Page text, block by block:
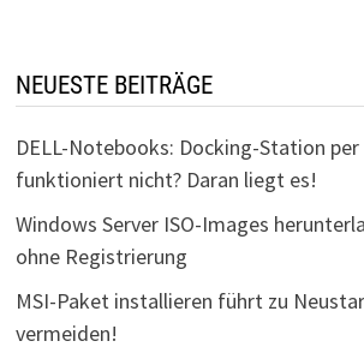
NEUESTE BEITRÄGE
DELL-Notebooks: Docking-Station per
funktioniert nicht? Daran liegt es!
Windows Server ISO-Images
ohne Registrierung
MSI-Paket installieren führt zu
vermeiden!